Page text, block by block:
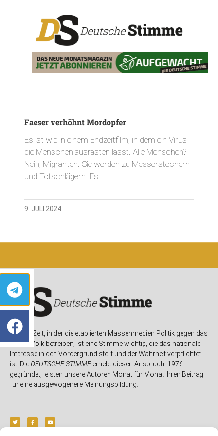
Faeser verhöhnt Mordopfer
Es ist wie in einem Endzeitfilm, in dem ein Virus
die Menschen ausrasten lässt. Alle Menschen?
Nein, Migranten. Sie werden zu Messerstechern
und Totschlägern. Es
9. JULI 2024
In einer Zeit, in der die etablierten Massenmedien Politik gegen das
eigene Volk betreiben, ist eine Stimme wichtig, die das nationale
Interesse in den Vordergrund stellt und der Wahrheit verpflichtet
ist. DieDEUTSCHE STIMMEerhebt diesen Anspruch. 1976
gegründet, leisten unsere Autoren Monat für Monat ihren Beitrag
für eine ausgewogenere Meinungsbildung.